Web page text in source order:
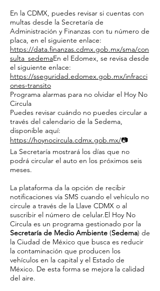
En la CDMX, puedes revisar si cuentas con
multas desde la Secretaría de
Administración y Finanzas con tu número de
placa, en el siguiente enlace:
https://data.finanzas.cdmx.gob.mx/sma/con
sulta_sedemaEn el Edomex, se revisa desde
el siguiente enlace:
https://sseguridad.edomex.gob.mx/infracci
ones-transito
Programa alarmas para no olvidar el Hoy No
Circula
Puedes revisar cuándo no puedes circular a
través del calendario de la Sedema,
disponible aquí:
https://hoynocircula.cdmx.gob.mx/📷
La Secretaría mostrará los días que no
podrá circular el auto en los próximos seis
meses.
La plataforma da la opción de recibir
notificaciones vía SMS cuando el vehículo no
circule a través de la Llave CDMX o al
suscribir el número de celular.El Hoy No
Circula es un programa gestionado por la
Secretaría de Medio Ambiente (Sedema) de
la Ciudad de México que busca es reducir
la contaminación que producen los
vehículos en la capital y el Estado de
México. De esta forma se mejora la calidad
del aire.